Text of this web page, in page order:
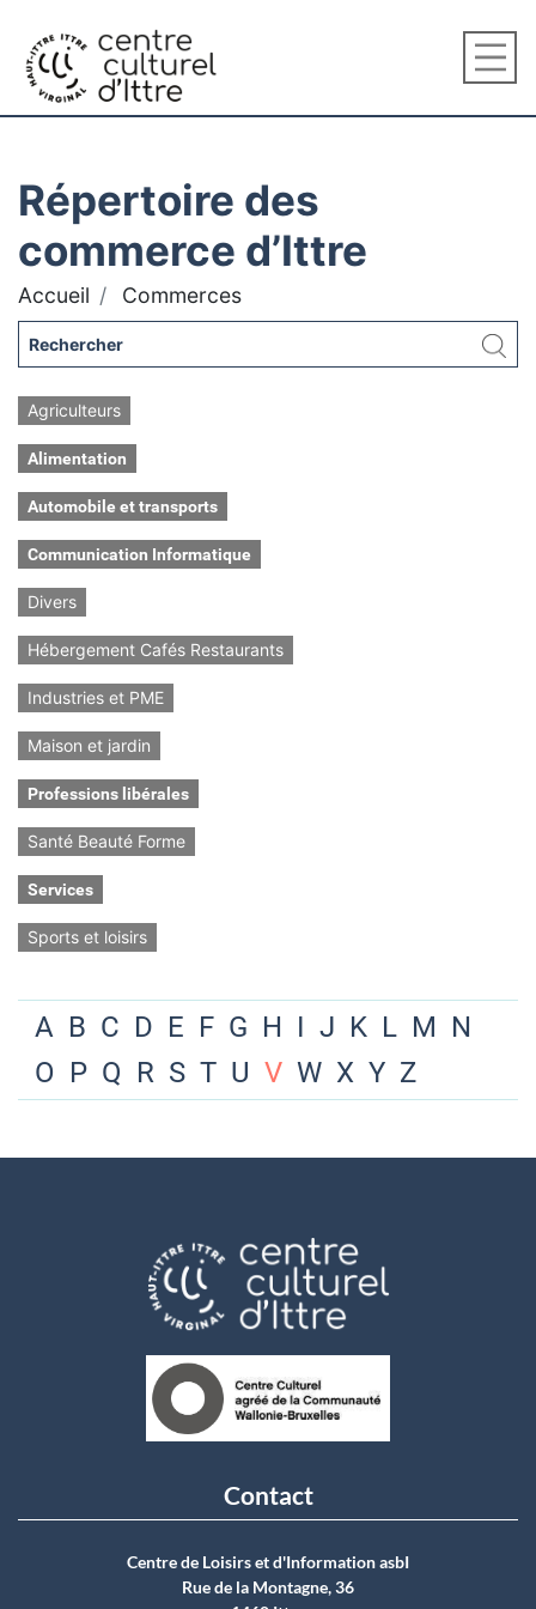
Répertoire des
commerce d’Ittre
Accueil Commerces
Agriculteurs
Alimentation
Automobile et transports
Communication Informatique
Divers
Hébergement Cafés Restaurants
Industries et PME
Maison et jardin
Professions libérales
Santé Beauté Forme
Services
Sports et loisirs
A B C D E F G H I J K L M N
O P Q R S T U V W X Y Z
Contact
Centre de Loisirs et d'Information asbI
Rue de la Montagne, 36